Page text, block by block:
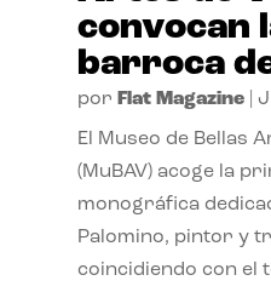
convocan
barroca
por Flat Magazine|
El Museo de Bellas
(MuBAV) acoge la
monográfica
Palomino, pintor y
coincidiendo con el